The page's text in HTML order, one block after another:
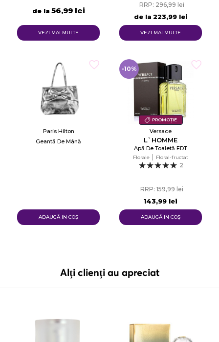
de la 56,99 lei
VEZI MAI MULTE
de la
RRP: 296,99 lei
223,99 lei
VEZI MAI MULTE
Paris Hilton
Geantă De Mână
ADAUGĂ IN COŞ
PROMOȚIE
-10%
Versace
L`HOMME
Apă De Toaletă EDT
Florale Floral-fructat
2
RRP: 159,99 lei
143,99 lei
ADAUGĂ IN COŞ
Alți clienți au apreciat